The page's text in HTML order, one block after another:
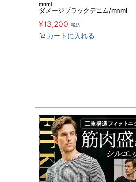
mnml
ダメージブラックデニム/mnml
¥13,200 税込
カートに入れる